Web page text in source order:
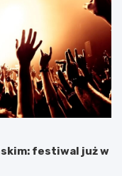
festiwal już w